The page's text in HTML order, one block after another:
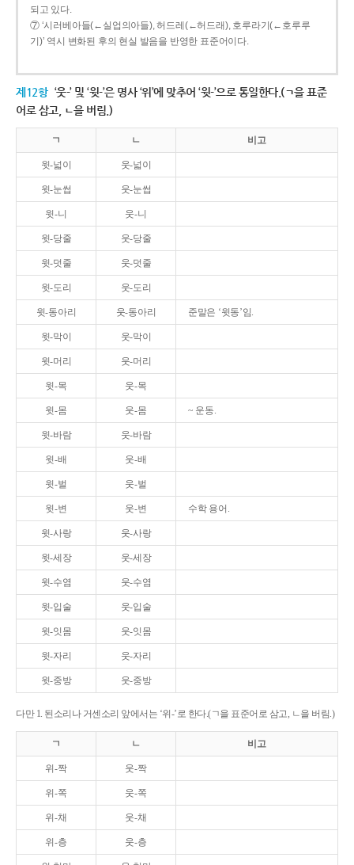
되고 있다.
⑦ ‘시러베아들(←실업의아들), 허드레(←허드래), 호루라기(←호루루
기)’ 역시 변화된 후의 현실 발음을 반영한 표준어이다.
제12항 ‘웃-’ 및 ‘윗-’은 명사 ‘위’에 맞추어 ‘윗-’으로 통일한다.(ㄱ을 표준
어로 삼고, ㄴ을 버림.)
ㄱ ㄴ 비고
윗-넓이 웃-넓이
윗-눈썹 웃-눈썹
윗-니 웃-니
윗-당줄 웃-당줄
윗-덧줄 웃-덧줄
윗-도리 웃-도리
윗-동아리 웃-동아리 준말은 ‘윗동’임.
윗-막이 웃-막이
윗-머리 웃-머리
윗-목 웃-목
윗-몸 웃-몸 ~ 운동.
윗-바람 웃-바람
윗-배 웃-배
윗-벌 웃-벌
윗-변 웃-변 수학 용어.
윗-사랑 웃-사랑
윗-세장 웃-세장
윗-수염 웃-수염
윗-입술 웃-입술
윗-잇몸 웃-잇몸
윗-자리 웃-자리
윗-중방 웃-중방
다만 1. 된소리나 거센소리 앞에서는 ‘위-’로 한다.(ㄱ을 표준어로 삼고, ㄴ을 버림.)
ㄱ ㄴ 비고
위-짝 웃-짝
위-쪽 웃-쪽
위-채 웃-채
위-층 웃-층